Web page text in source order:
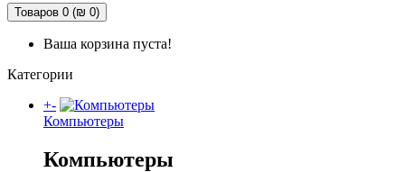
Товаров 0 (₪ 0)
Ваша корзина пуста!
Категории
+-
Компьютеры
Компьютеры